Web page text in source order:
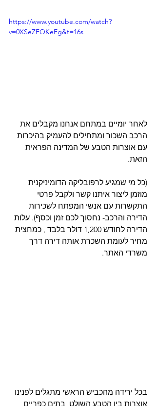
https://www.youtube.com/watch?
v=0XSeZFOKeEg&t=16s
לאחר יומיים במתחם אנחנו מקבלים את
הרכב השכור ומתחילים להעמיק בהיכרות
עם אוצרות הטבע של המדינה הפראית
הזאת.
(כל מי שמגיע לרפובליקה הדומיניקנית
מוזמן ליצור איתנו קשר ולקבל פרטי
התקשרות עם אנשי המפתח לשכירות
הדירה והרכב- נחסוך לכם זמן וכסף). עלות
הדירה לחודש 1,200 דולר בלבד , כמחצית
מחיר לעומת השכרת אותה דירה דרך
משרדי האתר.
בכל ירידה מהכביש הראשי מתגלים לפנינו
אוצרות בין הטבע השולט, בתים כפריים